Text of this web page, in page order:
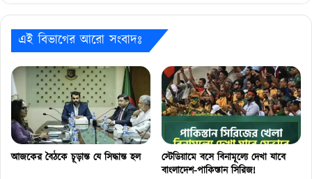
এই বিভাগের আরো সংবাদঃ
আজকের বৈঠকে চূড়ান্ত যে সিদ্ধান্ত হল
স্টেডিয়ামে বসে বিনামূল্যে দেখা যাবে
বাংলাদেশ-পাকিস্তান সিরিজ!